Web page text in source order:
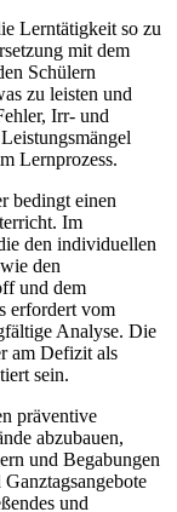
Lerntätigkeit so zu
mit dem
Schülern
zu leisten und
Irr- und
Lernprozess.
bedingt einen
Im
den individuellen
den
und dem
erfordert vom
Analyse. Die
am Defizit als
sein.
präventive
abzubauen,
und Begabungen
und